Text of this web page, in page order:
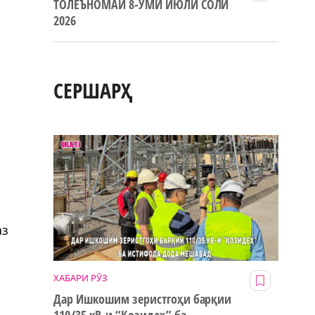
ТОЛЕЪНОМАИ 8-УМИ ИЮЛИ СОЛИ
2026
СЕРШАРҲ
ХАБАРИ РӮЗ
Дар Ишкошим зеристгоҳи барқии